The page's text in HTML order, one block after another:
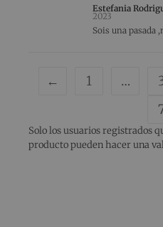
Estefania
2023
Sois una pasada
← 1 …
Solo los usuarios registrados
producto pueden hacer una